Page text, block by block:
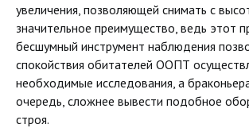
увеличения, позволяющей снимать с
значительное преимущество, ведь этот
бесшумный инструмент наблюдения
спокойствия обитателей ООПТ
необходимые исследования, а
очередь, сложнее вывести подобное
строя.